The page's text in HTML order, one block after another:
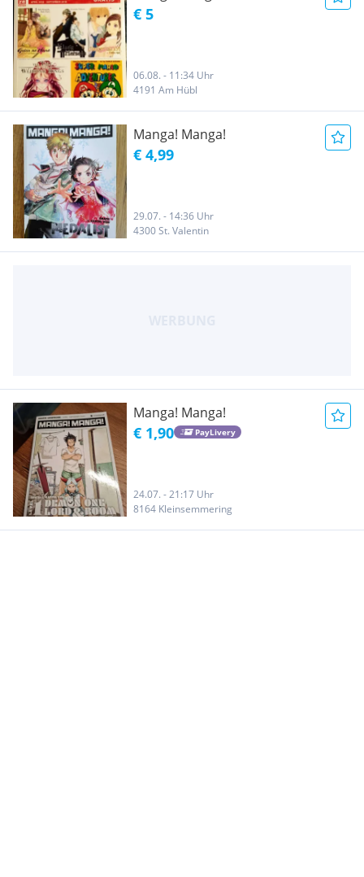
€ 5
06.08. - 11:34 Uhr
4191 Am Hübl
Manga! Manga!
€ 4,99
29.07. - 14:36 Uhr
4300 St. Valentin
Manga! Manga!
€ 1,90 PayLivery
24.07. - 21:17 Uhr
8164 Kleinsemmering